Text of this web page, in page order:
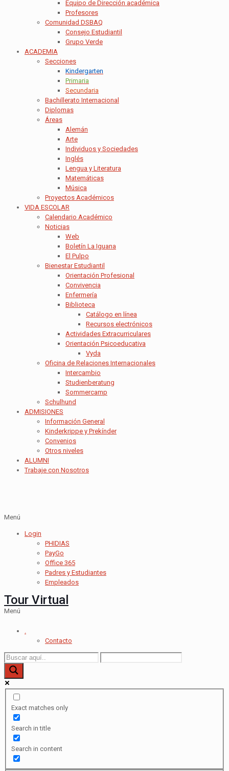
Equipo de Dirección académica
Profesores
Comunidad DSBAQ
Consejo Estudiantil
Grupo Verde
ACADEMIA
Secciones
Kindergarten
Primaria
Secundaria
Bachillerato Internacional
Diplomas
Áreas
Alemán
Arte
Individuos y Sociedades
Inglés
Lengua y Literatura
Matemáticas
Música
Proyectos Académicos
VIDA ESCOLAR
Calendario Académico
Noticias
Web
Boletín La Iguana
El Pulpo
Bienestar Estudiantil
Orientación Profesional
Convivencia
Enfermería
Biblioteca
Catálogo en línea
Recursos electrónicos
Actividades Extracurriculares
Orientación Psicoeducativa
Vyda
Oficina de Relaciones Internacionales
Intercambio
Studienberatung
Sommercamp
Schulhund
ADMISIONES
Información General
Kinderkrippe y Prekínder
Convenios
Otros niveles
ALUMNI
Trabaje con Nosotros
Menú
Login
PHIDIAS
PayGo
Office 365
Padres y Estudiantes
Empleados
Tour Virtual
Menú
.
Contacto
Exact matches only
Search in title
Search in content